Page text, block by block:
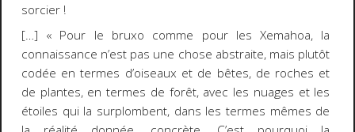
sorcier !
[…] « Pour le bruxo comme pour les Xemahoa, la
connaissance n’est pas une chose abstraite, mais plutôt
codée en termes d’oiseaux et de bêtes, de roches et
de plantes, en termes de forêt, avec les nuages et les
étoiles qui la surplombent, dans les termes mêmes de